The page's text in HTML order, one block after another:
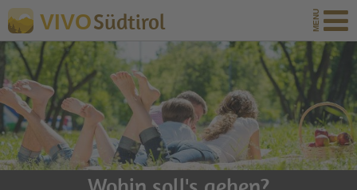
VIVOSüdtirol